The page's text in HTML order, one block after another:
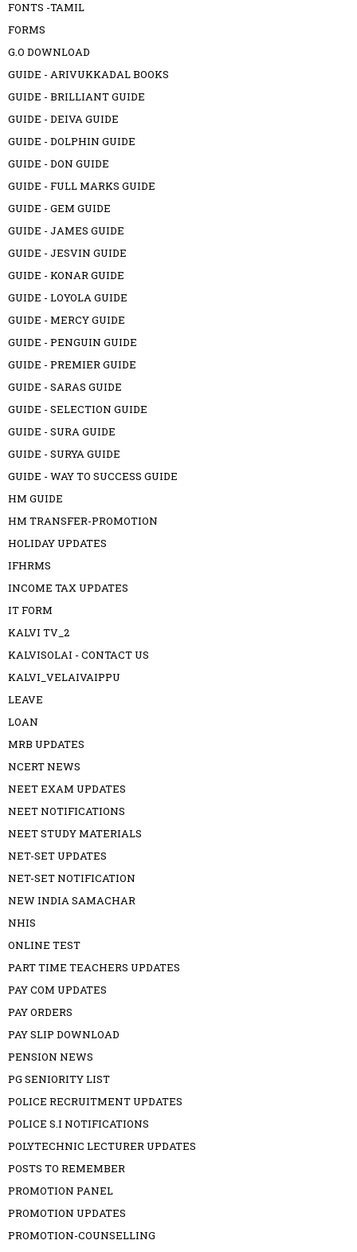
FONTS -TAMIL
FORMS
G.O DOWNLOAD
GUIDE - ARIVUKKADAL BOOKS
GUIDE - BRILLIANT GUIDE
GUIDE - DEIVA GUIDE
GUIDE - DOLPHIN GUIDE
GUIDE - DON GUIDE
GUIDE - FULL MARKS GUIDE
GUIDE - GEM GUIDE
GUIDE - JAMES GUIDE
GUIDE - JESVIN GUIDE
GUIDE - KONAR GUIDE
GUIDE - LOYOLA GUIDE
GUIDE - MERCY GUIDE
GUIDE - PENGUIN GUIDE
GUIDE - PREMIER GUIDE
GUIDE - SARAS GUIDE
GUIDE - SELECTION GUIDE
GUIDE - SURA GUIDE
GUIDE - SURYA GUIDE
GUIDE - WAY TO SUCCESS GUIDE
HM GUIDE
HM TRANSFER-PROMOTION
HOLIDAY UPDATES
IFHRMS
INCOME TAX UPDATES
IT FORM
KALVI TV_2
KALVISOLAI - CONTACT US
KALVI_VELAIVAIPPU
LEAVE
LOAN
MRB UPDATES
NCERT NEWS
NEET EXAM UPDATES
NEET NOTIFICATIONS
NEET STUDY MATERIALS
NET-SET UPDATES
NET-SET NOTIFICATION
NEW INDIA SAMACHAR
NHIS
ONLINE TEST
PART TIME TEACHERS UPDATES
PAY COM UPDATES
PAY ORDERS
PAY SLIP DOWNLOAD
PENSION NEWS
PG SENIORITY LIST
POLICE RECRUITMENT UPDATES
POLICE S.I NOTIFICATIONS
POLYTECHNIC LECTURER UPDATES
POSTS TO REMEMBER
PROMOTION PANEL
PROMOTION UPDATES
PROMOTION-COUNSELLING